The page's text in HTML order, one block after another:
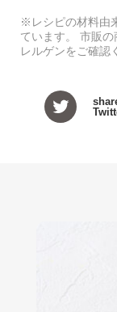
※レシピの材料由
ています。 市販
レルゲンをご確認